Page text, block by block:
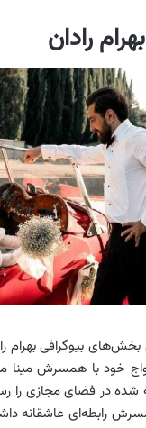
رادان
خبر ازدواج خود با همسرش
در فضای مجازی را
رابطه‌ای عاشقانه